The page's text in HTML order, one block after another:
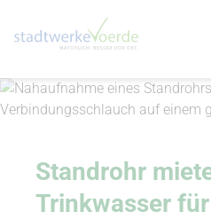
Standrohr
Trinkwasser